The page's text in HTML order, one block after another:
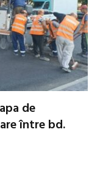
de
între bd.